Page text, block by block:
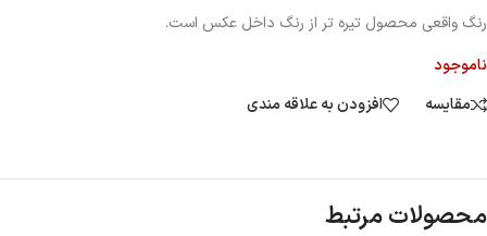
رنگ واقعی محصول تیره تر از رنگ داخل عکس است.
ناموجود
مقایسه
افزودن به علاقه مندی
محصولات مرتبط